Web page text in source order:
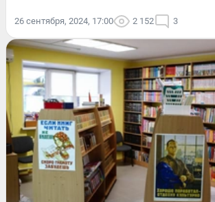
26 сентября, 2024, 17:00 2 152 3